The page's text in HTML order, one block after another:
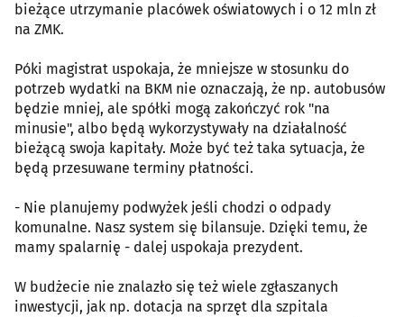
bieżące utrzymanie placówek oświatowych i o 12 mln zł
na ZMK.
Póki magistrat uspokaja, że mniejsze w stosunku do
potrzeb wydatki na BKM nie oznaczają, że np. autobusów
będzie mniej, ale spółki mogą zakończyć rok "na
minusie", albo będą wykorzystywały na działalność
bieżącą swoja kapitały. Może być też taka sytuacja, że
będą przesuwane terminy płatności.
- Nie planujemy podwyżek jeśli chodzi o odpady
komunalne. Nasz system się bilansuje. Dzięki temu, że
mamy spalarnię - dalej uspokaja prezydent.
W budżecie nie znalazło się też wiele zgłaszanych
inwestycji, jak np. dotacja na sprzęt dla szpitala